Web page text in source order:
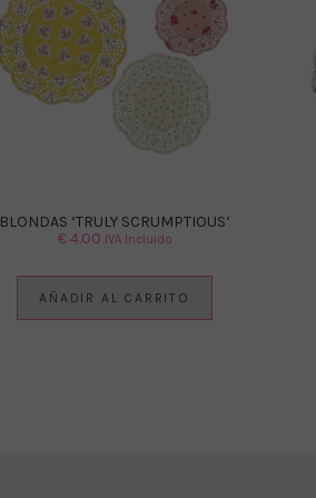
BLONDAS ‘TRULY SCRUMPTIOUS’
€4.00 IVA Incluido
AÑADIR AL CARRITO